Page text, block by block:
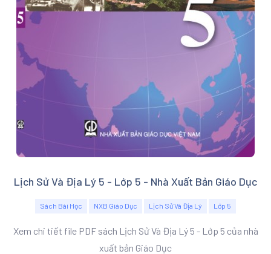
Lịch Sử Và Địa Lý 5 - Lớp 5 - Nhà Xuất Bản Giáo Dục
Sách Bài Học NXB Giáo Dục Lịch Sử Và Địa Lý Lớp 5
Xem chi tiết file PDF sách Lịch Sử Và Địa Lý 5 - Lớp 5 của nhà
xuất bản Giáo Dục